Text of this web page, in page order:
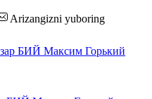
Arizangizni yuboring